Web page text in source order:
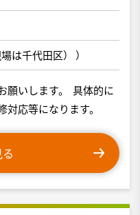
は千代田区） ）
願いします。 具体的に
応等になります。